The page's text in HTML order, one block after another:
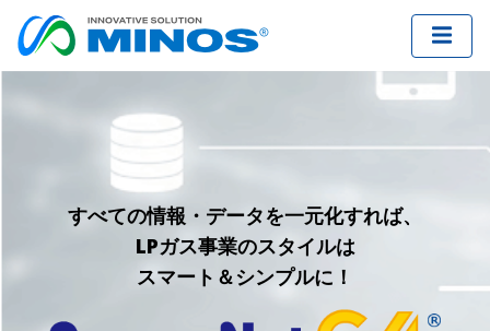
課題をクリア。展望をリアライズ。
それが、私たちの
クラウドソリューションです。
その新企画、ミノスにお任せください。
すべての情報・データを一元化すれば、
LPガス事業のスタイルは
スマート＆シンプルに！
費用対効果にすぐれた電力CISを、
クラウドサービスでご提供します。
課題をクリア。展望をリアライズ。
それが、私たちの
クラウドソリューションです。
その新企画、ミノスにお任せください。
すべての情報・データを一元化すれば、
LPガス事業のスタイルは
スマート＆シンプルに！